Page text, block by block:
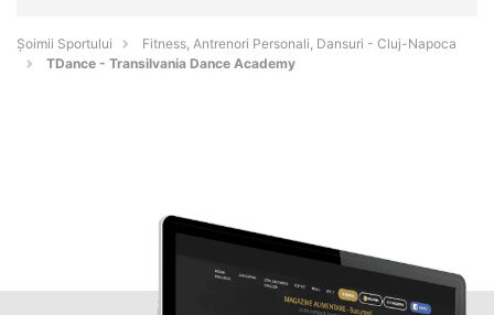
Șoimii Sportului
Fitness, Antrenori Personali, Dansuri - Cluj-Napoca
TDance - Transilvania Dance Academy